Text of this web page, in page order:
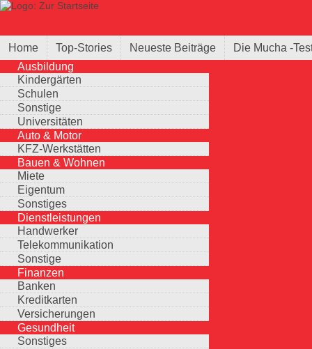
Direkt zum Inhalt
Home Top-Stories Neueste Beiträge
Die Mucha -
Ausbildung
Kindergärten
Schulen
Sonstige
Universitäten
Auto & Motor
KFZ-Werkstätten
Bauen & Wohnen
Miete
Eigentum
Sonstiges
Dienstleistungen
Handwerker
Telekommunikation
Sonstige
Finanzen
Banken
Kreditkarten
Versicherungen
Gesundheit
Sonstiges